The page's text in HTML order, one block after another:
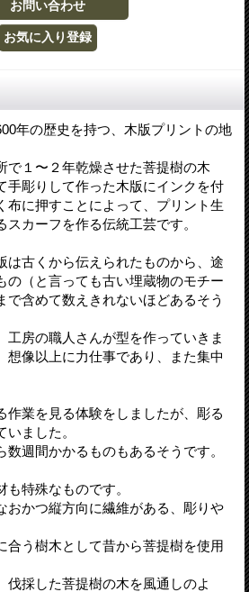
年の歴史を持つ、木版プリントの地
で１〜２年乾燥させた菩提樹の木
手彫りして作った木版にインクを付
布に押すことによって、プリント生
カーフを作る伝統工芸です。
は古くから伝えられたものから、途
の（と言っても古い埋蔵物のモチー
で含めて数えきれないほどあるそう
工房の職人さんが型を作っていきま
想像以上に力仕事であり、また集中
作業を見る体験をしましたが、彫る
ました。
週間かかるものもあるそうです。
も特殊なものです。
おかつ縦方向に繊維がある、彫りや
合う樹木として昔から菩提樹を使用
伐採した菩提樹の木を風通しのよ